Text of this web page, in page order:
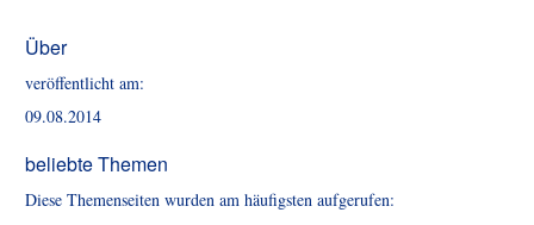
Über
veröffentlicht am:
09.08.2014
beliebte Themen
Diese Themenseiten wurden am häufigsten aufgerufen: